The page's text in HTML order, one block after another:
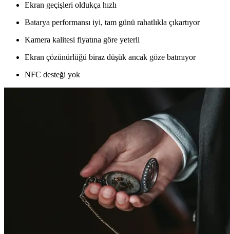
Ekran geçişleri oldukça hızlı
Batarya performansı iyi, tam günü rahatlıkla çıkartıyor
Kamera kalitesi fiyatına göre yeterli
Ekran çözünürlüğü biraz düşük ancak göze batmıyor
NFC desteği yok